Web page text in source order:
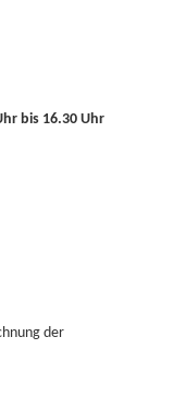
bis 16.30 Uhr
der